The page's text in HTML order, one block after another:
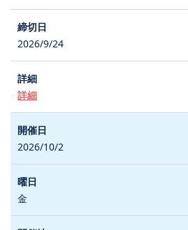
2026/9/24
詳細
2026/10/2
金